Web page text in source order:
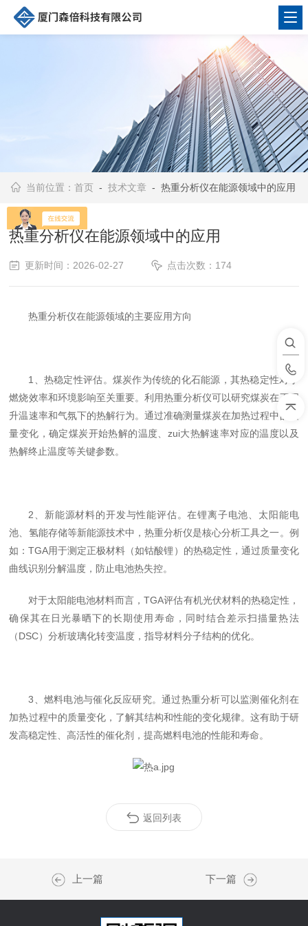
当前位置：首页 -技术文章 - 热重分析仪在能源领域中的应用
热重分析仪在能源领域中的应用
更新时间：2026-02-27 点击次数：174
热重分析仪在能源领域的主要应用方向
1、热稳定性评估。煤炭作为传统的化石能源，其热稳定性对于
燃烧效率和环境影响至关重要。利用热重分析仪可以研究煤炭在不同
升温速率和气氛下的热解行为。通过准确测量煤炭在加热过程中的质
量变化，确定煤炭开始热解的温度、zui大热解速率对应的温度以及
热解终止温度等关键参数。
2、新能源材料的开发与性能评估。在锂离子电池、太阳能电
池、氢能存储等新能源技术中，热重分析仪是核心分析工具之一。例
如：TGA用于测定正极材料（如钴酸锂）的热稳定性，通过质量变化
曲线识别分解温度，防止电池热失控。
对于太阳能电池材料而言，TGA评估有机光伏材料的热稳定性，
确保其在日光暴晒下的长期使用寿命，同时结合差示扫描量热法
（DSC）分析玻璃化转变温度，指导材料分子结构的优化。
3、燃料电池与催化反应研究。通过热重分析可以监测催化剂在
加热过程中的质量变化，了解其结构和性能的变化规律。这有助于研
发高稳定性、高活性的催化剂，提高燃料电池的性能和寿命。
返回列表
上一篇 下一篇